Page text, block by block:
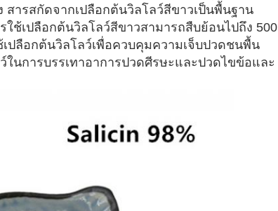
ารสกัดจากเปลือกต้นวิลโลว์สีขาวเป็นพื้นฐาน
ช้เปลือกต้นวิลโลว์สีขาวสามารถสืบย้อนไปถึง 500
ปลือกต้นวิลโลว์เพื่อควบคุมความเจ็บปวดชนพื้น
นการบรรเทาอาการปวดศีรษะและปวดไขข้อและ